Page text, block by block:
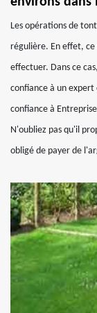
Les opérations de
régulière. En effet, ce
effectuer. Dans ce
confiance à un expert
confiance à
N'oubliez pas qu'il
obligé de payer de